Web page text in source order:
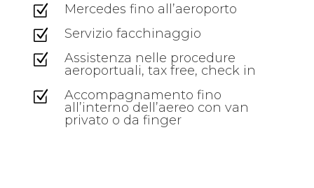
Z Mercedes fino all’aeroporto
Z Servizio facchinaggio
Z
Assistenza nelle procedure
aeroportuali, tax free, check in
Z
Accompagnamento fino
all’interno dell’aereo con van
privato o da finger